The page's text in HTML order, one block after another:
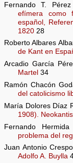
Fernando T.
efímera como
español,
1820 28
Roberto Albares
de Kant en
Arcadio García
Martel 34
Ramón Chacón
del catolicismo
María Dolores Díaz
1908).
Fernando
problema del
Juan Antonio
Adolfo A. Buylla